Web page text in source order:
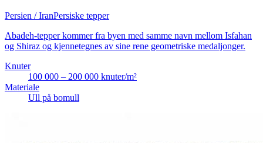
Persien / IranPersiske tepper
Abadeh-tepper kommer fra byen med samme navn mellom Isfahan
og Shiraz og kjennetegnes av sine rene geometriske medaljonger.
Knuter
100 000 – 200 000 knuter/m²
Materiale
Ull på bomull